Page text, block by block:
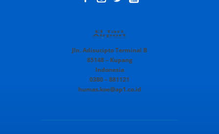
Jln. Adisucipto Terminal B
85148 – Kupang
Indonesia
0380 – 881121
humas.koe@ap1.co.id